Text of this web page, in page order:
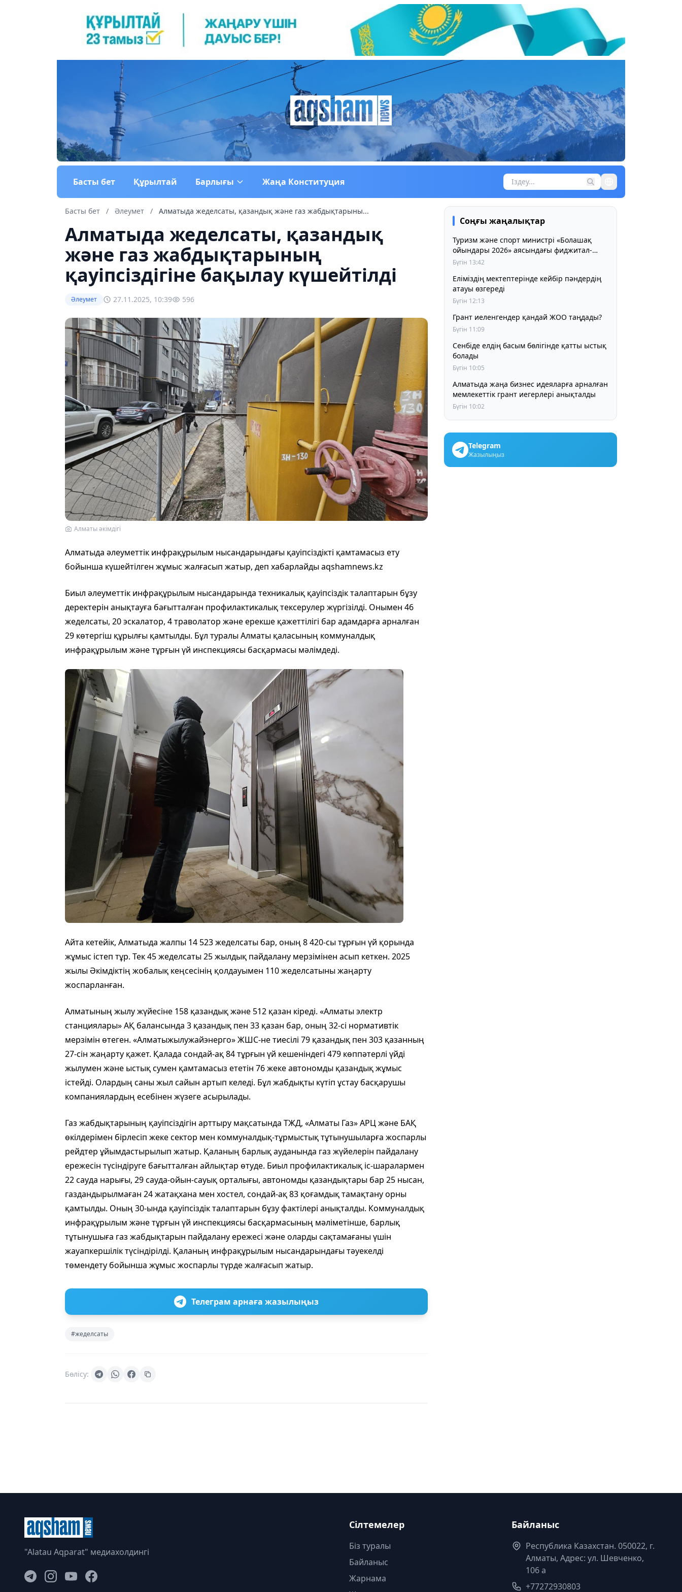
Басты бет Құрылтай Барлығы Жаңа Конституция
Басты бет / Әлеумет / Алматыда жеделсаты, қазандық және газ жабдықтарыны...
Алматыда жеделсаты, қазандық
және газ жабдықтарының
қауіпсіздігіне бақылау күшейтілді
Әлеумет 27.11.2025, 10:39 596
Алматы әкімдігі
Алматыда әлеуметтік инфрақұрылым нысандарындағы қауіпсіздікті қамтамасыз ету
бойынша күшейтілген жұмыс жалғасып жатыр, деп хабарлайды aqshamnews.kz
Биыл әлеуметтік инфрақұрылым нысандарында техникалық қауіпсіздік талаптарын бұзу
деректерін анықтауға бағытталған профилактикалық тексерулер жүргізілді. Онымен 46
жеделсаты, 20 эскалатор, 4 траволатор және ерекше қажеттілігі бар адамдарға арналған
29 көтергіш құрылғы қамтылды. Бұл туралы Алматы қаласының коммуналдық
инфрақұрылым және тұрғын үй инспекциясы басқармасы мәлімдеді.
Айта кетейік, Алматыда жалпы 14 523 жеделсаты бар, оның 8 420-сы тұрғын үй қорында
жұмыс істеп тұр. Тек 45 жеделсаты 25 жылдық пайдалану мерзімінен асып кеткен. 2025
жылы Әкімдіктің жобалық кеңсесінің қолдауымен 110 жеделсатыны жаңарту
жоспарланған.
Алматының жылу жүйесіне 158 қазандық және 512 қазан кіреді. «Алматы электр
станциялары» АҚ балансында 3 қазандық пен 33 қазан бар, оның 32-сі нормативтік
мерзімін өтеген. «Алматыжылужайэнерго» ЖШС-не тиесілі 79 қазандық пен 303 қазанның
27-сін жаңарту қажет. Қалада сондай-ақ 84 тұрғын үй кешеніндегі 479 көппәтерлі үйді
жылумен және ыстық сумен қамтамасыз ететін 76 жеке автономды қазандық жұмыс
істейді. Олардың саны жыл сайын артып келеді. Бұл жабдықты күтіп ұстау басқарушы
компаниялардың есебінен жүзеге асырылады.
Газ жабдықтарының қауіпсіздігін арттыру мақсатында ТЖД, «Алматы Газ» АРЦ және БАҚ
өкілдерімен бірлесіп жеке сектор мен коммуналдық-тұрмыстық тұтынушыларға жоспарлы
рейдтер ұйымдастырылып жатыр. Қаланың барлық ауданында газ жүйелерін пайдалану
ережесін түсіндіруге бағытталған айлықтар өтуде. Биыл профилактикалық іс-шаралармен
22 сауда нарығы, 29 сауда-ойын-сауық орталығы, автономды қазандықтары бар 25 нысан,
газдандырылмаған 24 жатақхана мен хостел, сондай-ақ 83 қоғамдық тамақтану орны
қамтылды. Оның 30-ында қауіпсіздік талаптарын бұзу фактілері анықталды. Коммуналдық
инфрақұрылым және тұрғын үй инспекциясы басқармасының мәліметінше, барлық
тұтынушыға газ жабдықтарын пайдалану ережесі және оларды сақтамағаны үшін
жауапкершілік түсіндірілді. Қаланың инфрақұрылым нысандарындағы тәуекелді
төмендету бойынша жұмыс жоспарлы түрде жалғасып жатыр.
Телеграм арнаға жазылыңыз
#жеделсаты
Бөлісу:
Соңғы жаңалықтар
Туризм және спорт министрі «Болашақ
ойындары 2026» аясындағы фиджитал-
футбол жарысына қатысты
Бүгін 13:42
Еліміздің мектептерінде кейбір пәндердің
атауы өзгереді
Бүгін 12:13
Грант иеленгендер қандай ЖОО таңдады?
Бүгін 11:09
Сенбіде елдің басым бөлігінде қатты ыстық
болады
Бүгін 10:05
Алматыда жаңа бизнес идеяларға арналған
мемлекеттік грант иегерлері анықталды
Бүгін 10:02
Telegram
Жазылыңыз
"Alatau Aqparat" медиахолдингі
Сілтемелер
Біз туралы
Байланыс
Жарнама
Байланыс
Республика Казахстан. 050022, г.
Алматы, Адрес: ул. Шевченко,
106 а
+77272930803